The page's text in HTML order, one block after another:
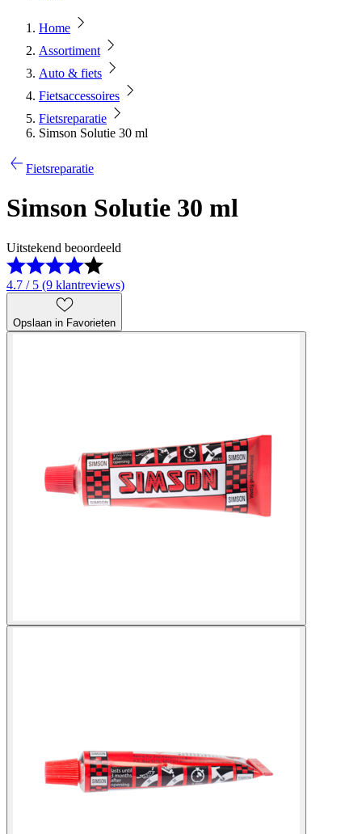
Home
Assortiment
Auto & fiets
Fietsaccessoires
Fietsreparatie
Simson Solutie 30 ml
Fietsreparatie
Simson Solutie 30 ml
Uitstekend beoordeeld
4.7 / 5 (9 klantreviews)
Opslaan in Favorieten